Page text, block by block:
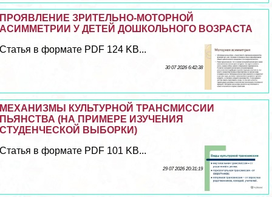
ПРОЯВЛЕНИЕ ЗРИТЕЛЬНО-МОТОРНОЙ
АСИММЕТРИИ У ДЕТЕЙ ДОШКОЛЬНОГО ВОЗРАСТА
Статья в формате PDF 124 KB...
30 07 2026 6:42:38
МЕХАНИЗМЫ КУЛЬТУРНОЙ ТРАНСМИССИИ
ПЬЯНСТВА (НА ПРИМЕРЕ ИЗУЧЕНИЯ
СТУДЕНЧЕСКОЙ ВЫБОРКИ)
Статья в формате PDF 101 KB...
29 07 2026 20:31:19